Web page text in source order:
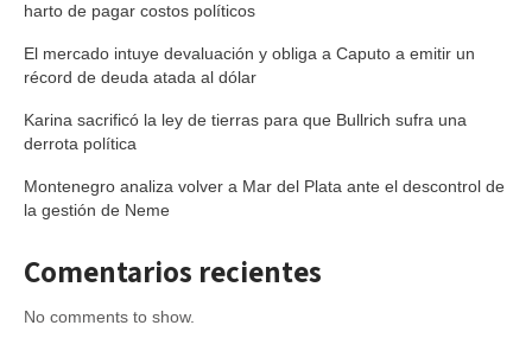
harto de pagar costos políticos
El mercado intuye devaluación y obliga a Caputo a emitir un
récord de deuda atada al dólar
Karina sacrificó la ley de tierras para que Bullrich sufra una
derrota política
Montenegro analiza volver a Mar del Plata ante el descontrol de
la gestión de Neme
Comentarios recientes
No comments to show.